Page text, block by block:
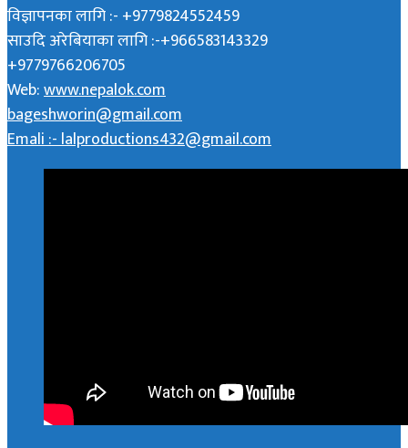
विज्ञापनका लागि :- +9779824552459
साउदि अरेबियाका लागि :-+966583143329
+9779766206705
Web:www.nepalok.com
bageshworin@gmail.com
Emali :- lalproductions432@gmail.com